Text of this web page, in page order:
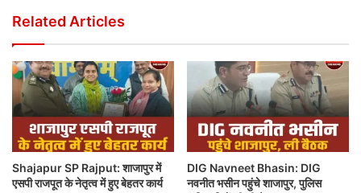
Related Articles
Shajapur SP Rajput: शाजापुर में
एसपी राजपूत के नेतृत्व में हुए बेहतर कार्य
DIG Navneet Bhasin: DIG
नवनीत भसीन पहुंचे शाजापुर, पुलिस